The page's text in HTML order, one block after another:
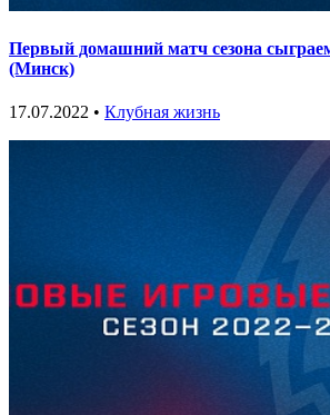
Первый домашний матч сезона
(Минск)
17.07.2022 • Клубная жизнь